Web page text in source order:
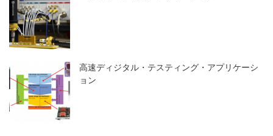
高速ディジタル・テスティング・アプリケーシ
ョン